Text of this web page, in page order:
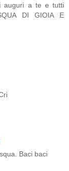
auguri a te e tutti
DI GIOIA E
Baci baci